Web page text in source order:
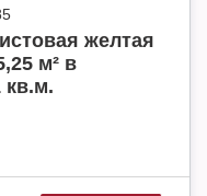
желтая
м² в
кв.м.